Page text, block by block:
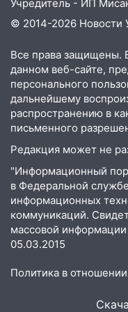
знакомым
больницей
16:06 18-
перевернулась
больницу
15:59
миллионов
15:32 На
летнего
15:00 В
14:32 На
надвигается
Учредитель - ИП
© 2014-2026 Новости
Все права защищены.
данном веб-сайте,
персонального
дальнейшему
распространению в
письменного
Редакция может не
"Информационный
в Федеральной
информационных
коммуникаций.
массовой
05.03.2015
Политика в